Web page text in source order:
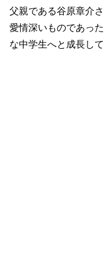
父親である谷原章介
愛情深いものであっ
な中学生へと成長して